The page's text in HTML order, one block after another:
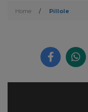
Home / Pillole